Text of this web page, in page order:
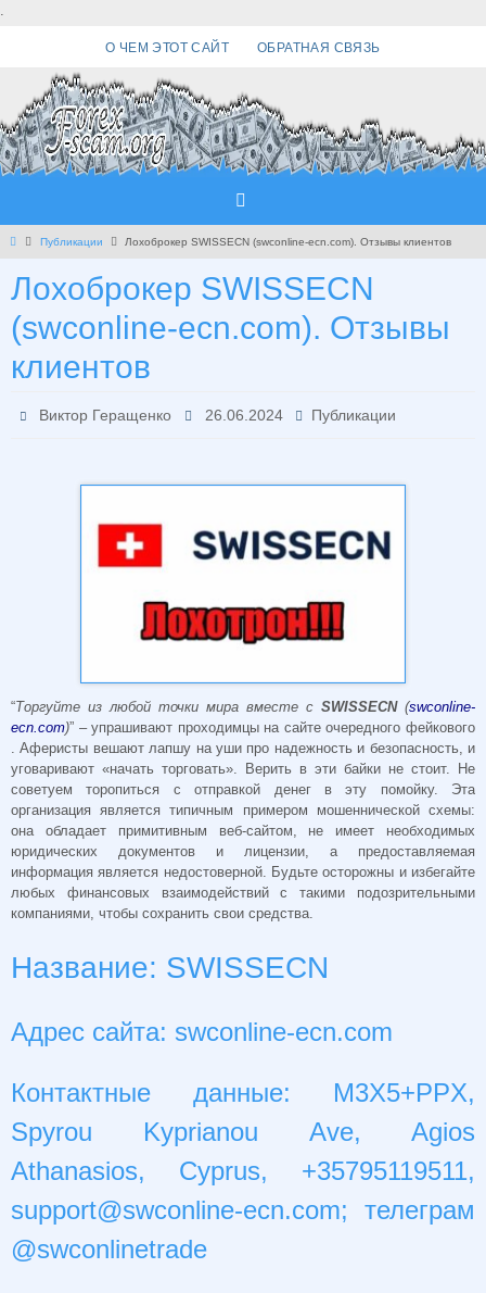
.
О ЧЕМ ЭТОТ САЙТ ОБРАТНАЯ СВЯЗЬ
Главная
Публикации Лохоброкер SWISSECN (swconline-ecn.com). Отзывы клиентов
Лохоброкер SWISSECN
(swconline-ecn.com). Отзывы
клиентов
Виктор Геращенко 26.06.2024 Публикации
“Торгуйте из любой точки мира вместе с SWISSECN(swconline-
ecn.com)” – упрашивают проходимцы на сайте очередного фейкового
. Аферисты вешают лапшу на уши про надежность и безопасность, и
уговаривают «начать торговать». Верить в эти байки не стоит. Не
советуем торопиться с отправкой денег в эту помойку. Эта
организация является типичным примером мошеннической схемы:
она обладает примитивным веб-сайтом, не имеет необходимых
юридических документов и лицензии, а предоставляемая
информация является недостоверной. Будьте осторожны и избегайте
любых финансовых взаимодействий с такими подозрительными
компаниями, чтобы сохранить свои средства.
Название: SWISSECN
Адрес сайта: swconline-ecn.com
Контактные данные: M3X5+PPX,
Spyrou Kyprianou Ave, Agios
Athanasios, Cyprus, +35795119511,
support@swconline-ecn.com; телеграм
@swconlinetrade